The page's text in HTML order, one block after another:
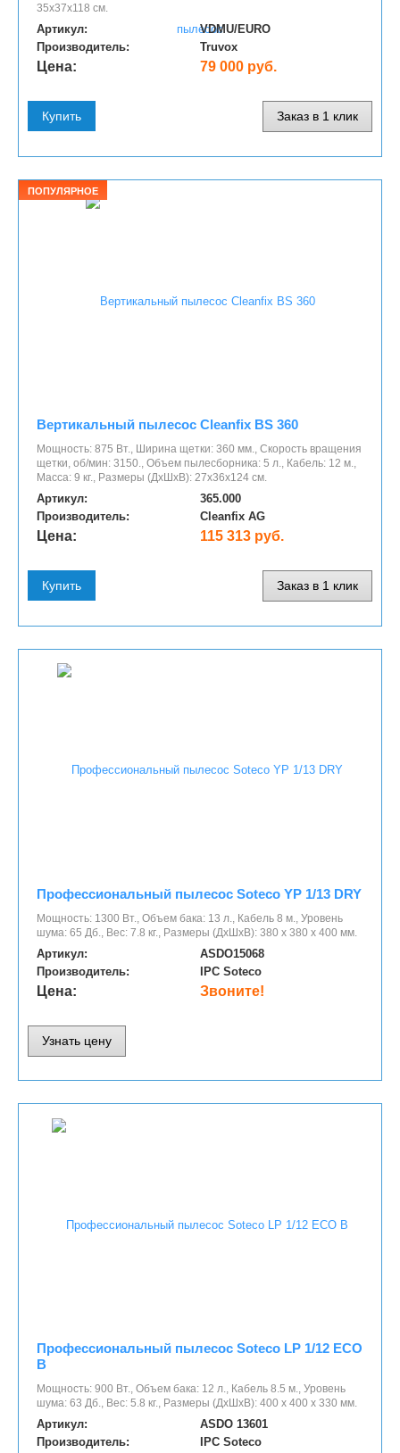
35х37х118 см.
Артикул:
VDMU/EURO
Производитель:
Truvox
Цена: 79 000 руб.
Купить Заказ в 1 клик
ПОПУЛЯРНОЕ
Вертикальный пылесос Cleanfix BS 360
Мощность: 875 Вт., Ширина щетки: 360 мм., Скорость вращения
щетки, об/мин: 3150., Объем пылесборника: 5 л., Кабель: 12 м.,
Масса: 9 кг., Размеры (ДхШхВ): 27х36х124 cм.
Артикул:
365.000
Производитель:
Cleanfix AG
Цена: 115 313 руб.
Купить Заказ в 1 клик
Профессиональный пылесос Soteco YP 1/13 DRY
Мощность: 1300 Вт., Объем бака: 13 л., Кабель 8 м., Уровень
шума: 65 Дб., Вес: 7.8 кг., Размеры (ДхШхВ): 380 х 380 х 400 мм.
Артикул:
ASDO15068
Производитель:
IPC Soteco
Цена: Звоните!
Узнать цену
Профессиональный пылесос Soteco LP 1/12 ECO
B
Мощность: 900 Вт., Объем бака: 12 л., Кабель 8.5 м., Уровень
шума: 63 Дб., Вес: 5.8 кг., Размеры (ДхШхВ): 400 х 400 х 330 мм.
Артикул:
ASDO 13601
Производитель:
IPC Soteco